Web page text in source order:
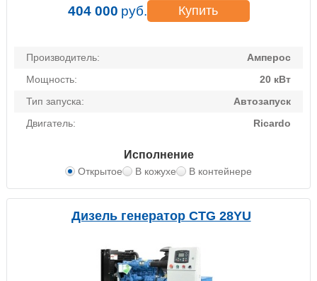
Производитель:
Амперос
Мощность:
20 кВт
Тип запуска:
Автозапуск
Двигатель:
Ricardo
Исполнение
Открытое В кожухе В контейнере
404 000 руб. Купить
Дизель генератор CTG 28YU